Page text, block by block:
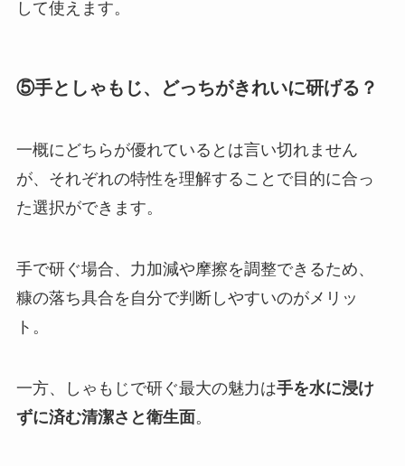
して使えます。
⑤手としゃもじ、どっちがきれいに研げる？
一概にどちらが優れているとは言い切れません
が、それぞれの特性を理解することで目的に合っ
た選択ができます。
手で研ぐ場合、力加減や摩擦を調整できるため、
糠の落ち具合を自分で判断しやすいのがメリッ
ト。
一方、しゃもじで研ぐ最大の魅力は手を水に浸け
ずに済む清潔さと衛生面。